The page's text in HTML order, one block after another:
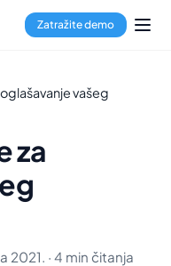
Zatražite demo
vašeg
za
2021. · 4 min čitanja